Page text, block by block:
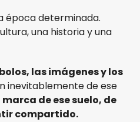
época determinada.
una historia y una
las imágenes y los
inevitablemente de ese
marca de ese suelo, de
compartido.